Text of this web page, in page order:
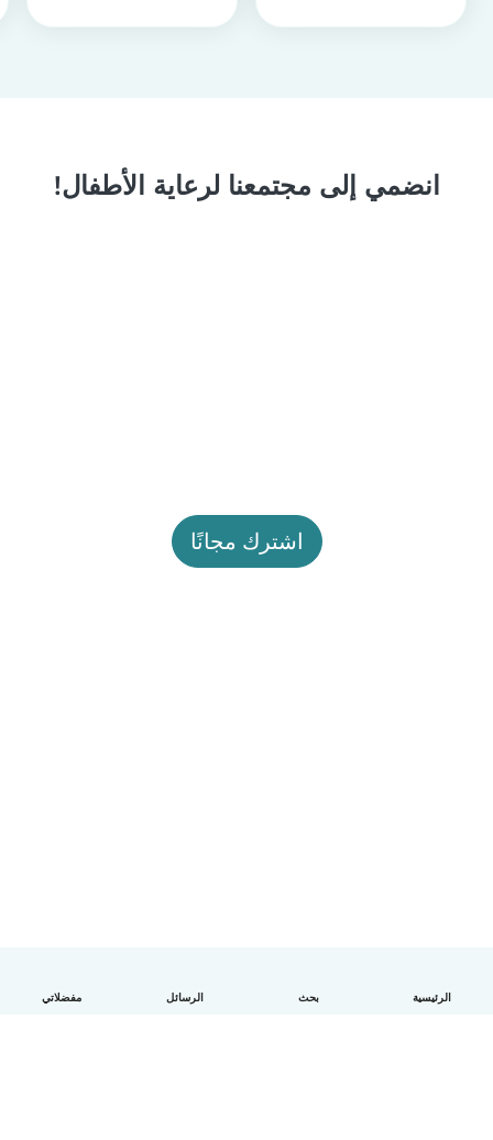
الرئيسية بحث الرسائل مفضلاتي
انضمي إلى مجتمعنا لرعاية الأطفال!
اشترك مجانًا